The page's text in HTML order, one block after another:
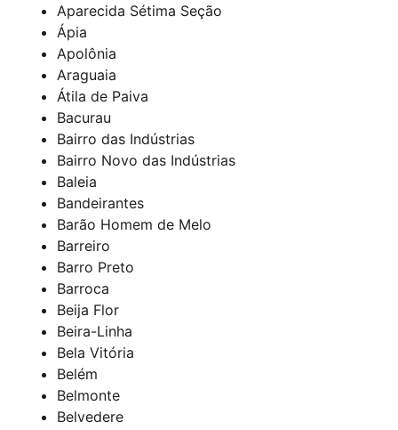
Aparecida Sétima Seção
Ápia
Apolônia
Araguaia
Átila de Paiva
Bacurau
Bairro das Indústrias
Bairro Novo das Indústrias
Baleia
Bandeirantes
Barão Homem de Melo
Barreiro
Barro Preto
Barroca
Beija Flor
Beira-Linha
Bela Vitória
Belém
Belmonte
Belvedere